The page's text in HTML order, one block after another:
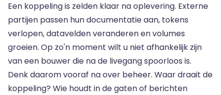
Een koppeling is zelden klaar na oplevering. Externe
partijen passen hun documentatie aan, tokens
verlopen, datavelden veranderen en volumes
groeien. Op zo'n moment wilt u niet afhankelijk zijn
van een bouwer die na de livegang spoorloos is.
Denk daarom vooraf na over beheer. Waar draait de
koppeling? Wie houdt in de gaten of berichten